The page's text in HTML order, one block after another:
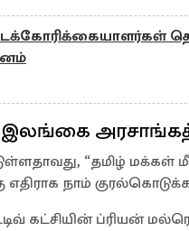
இலங்கை
“தமிழ்
நாம்
கட்சியின் ப்ரியன்